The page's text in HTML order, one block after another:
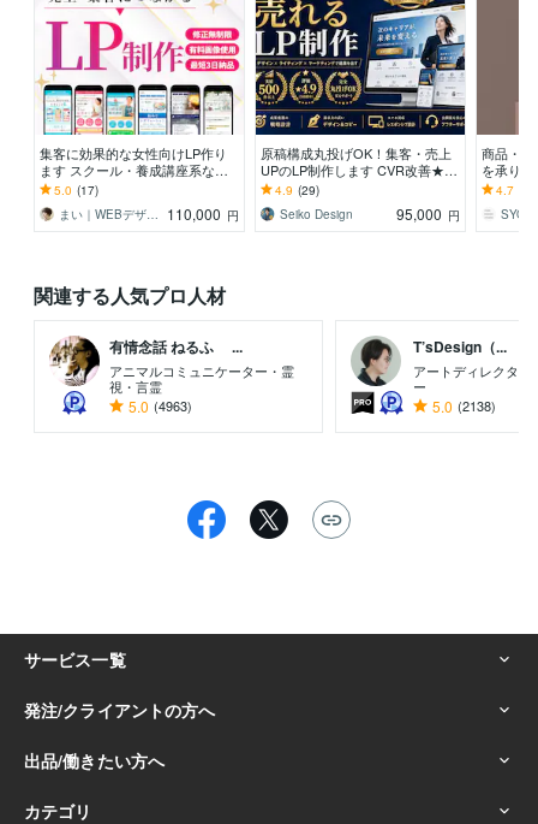
集客に効果的な女性向けLP作り
ます スクール・養成講座系など
のLPデザイン実績多数！
5.0 (17)
まい｜WEBデザイナー・イラストレーター
110,000 円
原稿構成丸投げOK！集客・売上
UPのLP制作します CVR改善★W
P・STUDIO・ペライチ可◆
4.9 (29)
Seiko Design
95,000 円
商品・
を承り
た手に
4.7
関連する人気プロ人材
有情念話 ねるふ ...
アニマルコミュニケーター・霊
視・言霊
5.0 (4963)
T’sDesign（...
アートディレクター
ー
5.0 (2138)